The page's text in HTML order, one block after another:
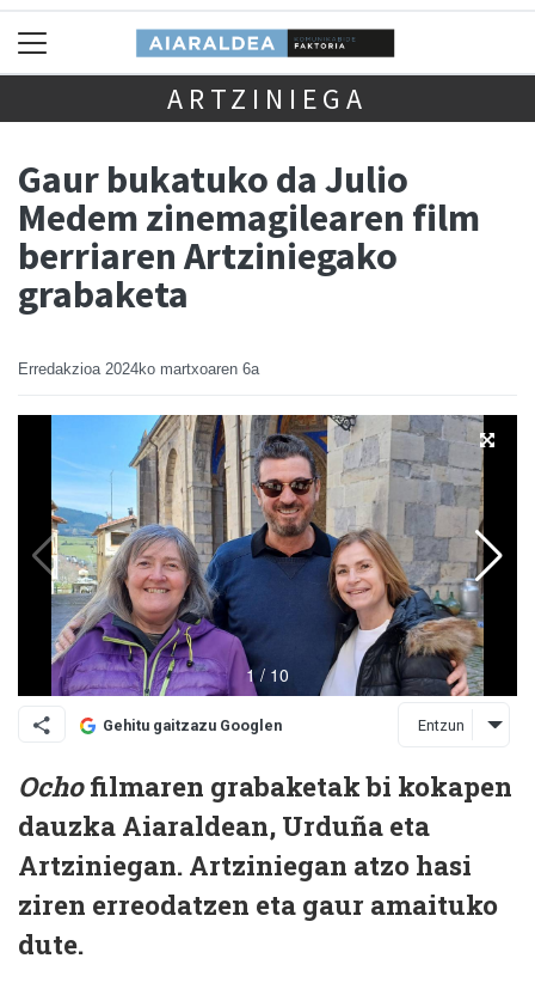
ARTZINIEGA
Gaur bukatuko da Julio
Medem zinemagilearen film
berriaren Artziniegako
grabaketa
Erredakzioa 2024ko martxoaren 6a
Gehitu gaitzazu Googlen Entzun
Ochofilmaren grabaketak bi kokapen
dauzka Aiaraldean, Urduña eta
Artziniegan. Artziniegan atzo hasi
ziren erreodatzen eta gaur amaituko
dute.